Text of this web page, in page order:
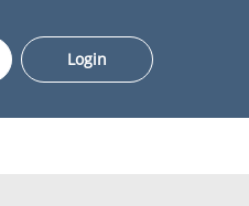
Login